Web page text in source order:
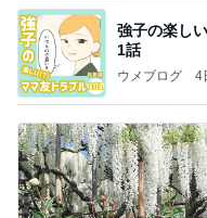
強子の楽し
1話
ウメブログ 4